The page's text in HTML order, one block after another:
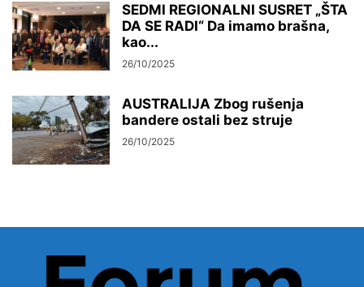
SEDMI REGIONALNI SUSRET „ŠTA
DA SE RADI“ Da imamo brašna,
kao...
26/10/2025
AUSTRALIJA Zbog rušenja
bandere ostali bez struje
26/10/2025